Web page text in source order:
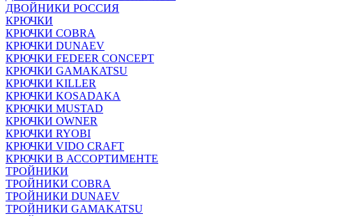
ДВОЙНИКИ РОССИЯ
КРЮЧКИ
КРЮЧКИ COBRA
КРЮЧКИ DUNAEV
КРЮЧКИ FEDEER CONCEPT
КРЮЧКИ GAMAKATSU
КРЮЧКИ KILLER
КРЮЧКИ KOSADAKA
КРЮЧКИ MUSTAD
КРЮЧКИ OWNER
КРЮЧКИ RYOBI
КРЮЧКИ VIDO CRAFT
КРЮЧКИ В АССОРТИМЕНТЕ
ТРОЙНИКИ
ТРОЙНИКИ COBRA
ТРОЙНИКИ DUNAEV
ТРОЙНИКИ GAMAKATSU